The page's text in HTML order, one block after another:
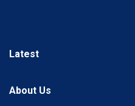
Latest
About Us